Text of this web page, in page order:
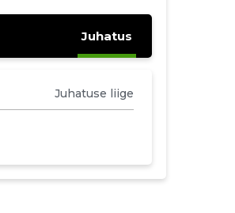
Juhatus
Juhatuse liige